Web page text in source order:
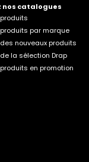
nos catalogues
par marque
nouveaux produits
la sélection Drap
en promotion